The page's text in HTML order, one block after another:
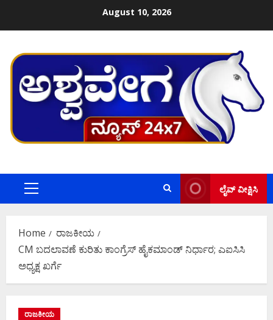
August 10, 2026
Primary
ಲೈವ್ ವೀಕ್ಷಿಸಿ
Home
ರಾಜಕೀಯ
CM ಬದಲಾವಣೆ ಕುರಿತು ಕಾಂಗ್ರೆಸ್ ಹೈಕಮಾಂಡ್ ನಿರ್ಧಾರ; ಎಐಸಿಸಿ
ಅಧ್ಯಕ್ಷ ಖರ್ಗೆ
ರಾಜಕೀಯ